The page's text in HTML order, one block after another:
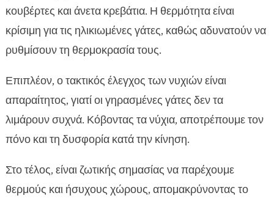
κουβέρτες και άνετα κρεβάτια. Η θερμότητα είναι
κρίσιμη για τις ηλικιωμένες γάτες, καθώς αδυνατούν να
ρυθμίσουν τη θερμοκρασία τους.
Επιπλέον, ο τακτικός έλεγχος των νυχιών είναι
απαραίτητος, γιατί οι γηρασμένες γάτες δεν τα
λιμάρουν συχνά. Κόβοντας τα νύχια, αποτρέπουμε τον
πόνο και τη δυσφορία κατά την κίνηση.
Στο τέλος, είναι ζωτικής σημασίας να παρέχουμε
θερμούς και ήσυχους χώρους, απομακρύνοντας το